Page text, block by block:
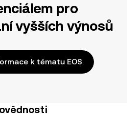
pro
vyšších výnosů
k tématu EOS